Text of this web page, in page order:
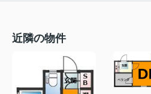
近隣の物件